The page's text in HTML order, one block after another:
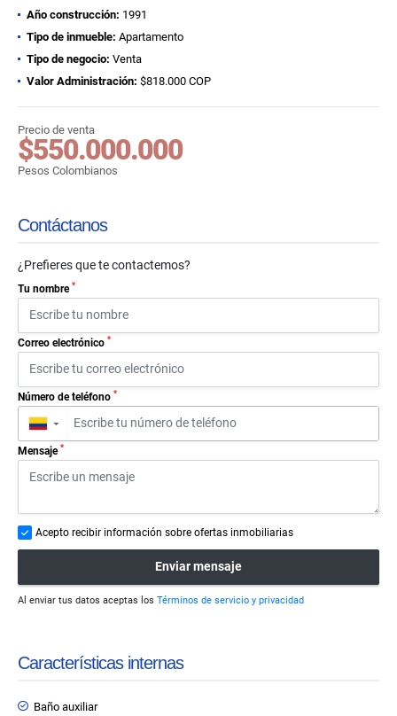
Año construcción: 1991
Tipo de inmueble: Apartamento
Tipo de negocio: Venta
Valor Administración: $818.000 COP
Precio de venta
$550.000.000
Pesos Colombianos
Contáctanos
¿Prefieres que te contactemos?
Tu nombre *
Correo electrónico *
Número de teléfono *
▼
Mensaje *
Acepto recibir información sobre ofertas inmobiliarias
Enviar mensaje
Al enviar tus datos aceptas los Términos de servicio y privacidad
Características internas
Baño auxiliar